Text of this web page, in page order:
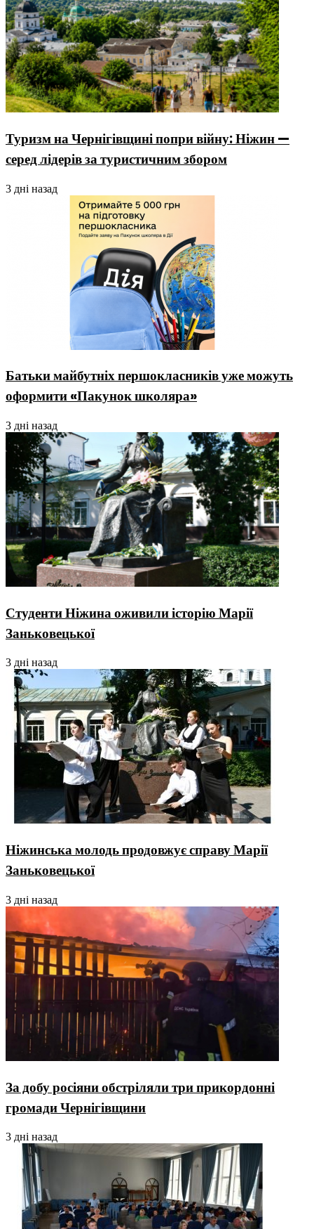
Туризм на Чернігівщині попри війну: Ніжин —
серед лідерів за туристичним збором
3 дні назад
Батьки майбутніх першокласників уже можуть
оформити «Пакунок школяра»
3 дні назад
Студенти Ніжина оживили історію Марії
Заньковецької
3 дні назад
Ніжинська молодь продовжує справу Марії
Заньковецької
3 дні назад
За добу росіяни обстріляли три прикордонні
громади Чернігівщини
3 дні назад